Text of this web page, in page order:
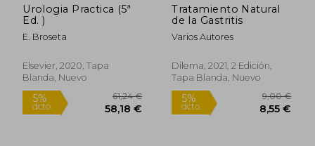
5%
dcto. 17,60 €
5%
dcto.
Urologia Practica (5ª
Ed. )
E. Broseta
Elsevier, 2020, Tapa
Blanda, Nuevo
Tratamiento Natural
de la Gastritis
Varios Autores
Dilema, 2021, 2 Edición,
Tapa Blanda, Nuevo